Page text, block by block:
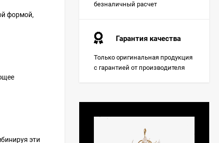
формой,
эти
безналичный расчет
Гарантия качества
Только оригинальная продукция
с гарантией от производителя